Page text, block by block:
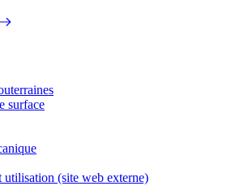
surface
utilisation (site web externe)